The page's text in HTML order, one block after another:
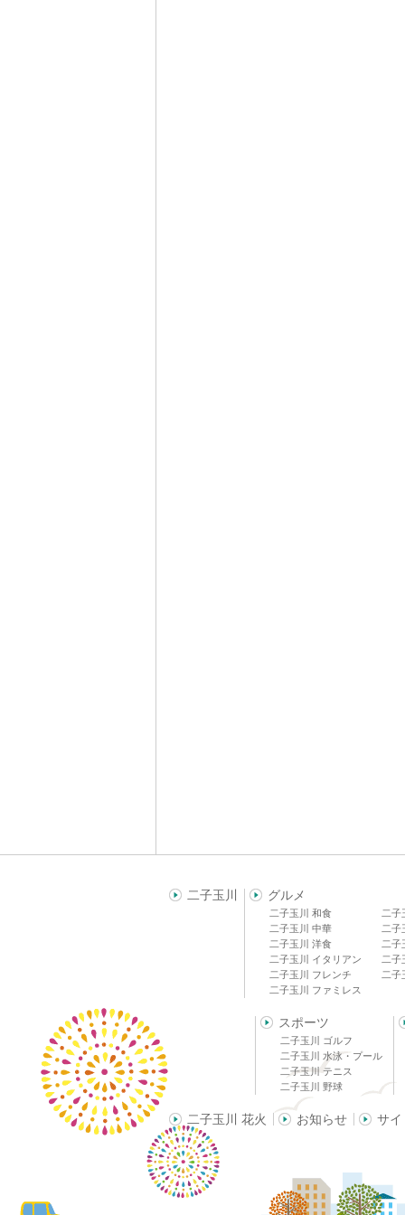
二子玉川 グルメ
二子玉川 和食
二子玉川 中華
二子玉川 洋食
二子玉川 イタリアン
二子玉川 フレンチ
二子玉川 ファミレス
二子
二子
二子
二子
二子
スポーツ
二子玉川 ゴルフ
二子玉川 水泳・プール
二子玉川 テニス
二子玉川 野球
二子玉川 花火 お知らせ サイ